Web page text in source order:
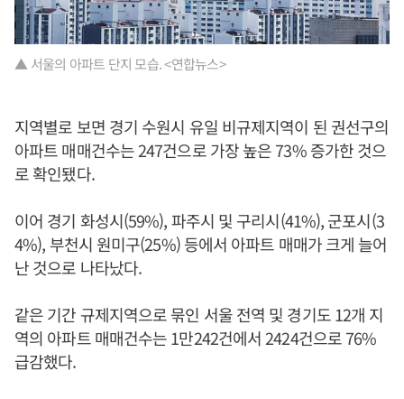
▲ 서울의 아파트 단지 모습. <연합뉴스>
지역별로 보면 경기 수원시 유일 비규제지역이 된 권선구의
아파트 매매건수는 247건으로 가장 높은 73% 증가한 것으
로 확인됐다.
이어 경기 화성시(59%), 파주시 및 구리시(41%), 군포시(3
4%), 부천시 원미구(25%) 등에서 아파트 매매가 크게 늘어
난 것으로 나타났다.
같은 기간 규제지역으로 묶인 서울 전역 및 경기도 12개 지
역의 아파트 매매건수는 1만242건에서 2424건으로 76%
급감했다.